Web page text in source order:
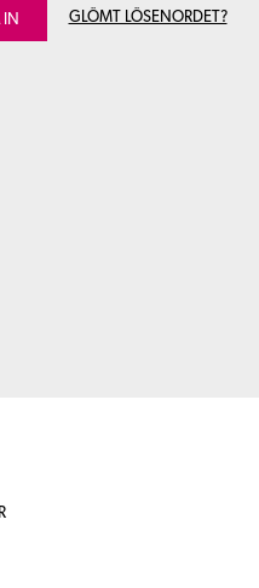
LOGGA IN GLÖMT LÖSENORDET?